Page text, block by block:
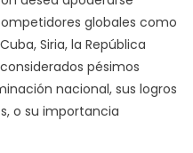
globales como
Siria, la República
pésimos
nacional, sus logros
o su importancia